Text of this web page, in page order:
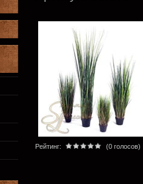
Рейтинг: (0 голосов)